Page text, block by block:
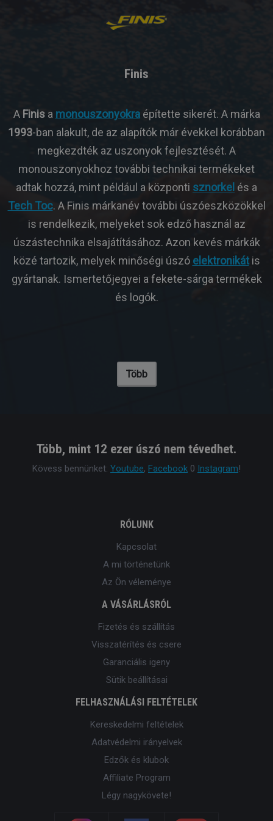
Finis
A Finisa monouszonyokraépítette sikerét. A márka
1993-ban alakult, de az alapítók már évekkel korábban
megkezdték az uszonyok fejlesztését. A
monouszonyokhoz további technikai termékeket
adtak hozzá, mint például a központi sznorkel és a
Tech Toc. A Finis márkanév további úszóeszközökkel
is rendelkezik, melyeket sok edző használ az
úszástechnika elsajátításához. Azon kevés márkák
közé tartozik, melyek minőségi úszó elektronikátis
gyártanak. Ismertetőjegyei a fekete-sárga termékek
és logók.
Több
Több, mint 12 ezer úszó nem tévedhet.
Kövess bennünket: Youtube, Facebook 0 Instagram!
RÓLUNK
Kapcsolat
A mi történetünk
Az Ön véleménye
A VÁSÁRLÁSRÓL
Fizetés és szállítás
Visszatérítés és csere
Garanciális igeny
Sütik beállításai
FELHASZNÁLÁSI FELTÉTELEK
Kereskedelmi feltételek
Adatvédelmi irányelvek
Edzők és klubok
Affiliate Program
Légy nagykövete!